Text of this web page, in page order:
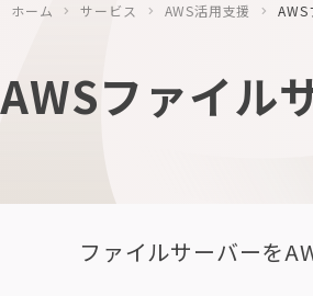
ホーム サービス AWS活用支援
AWSファイル
ファイルサーバーを